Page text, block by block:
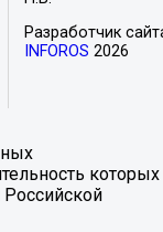
Разработчик
INFOROS 2026
которых
Российской